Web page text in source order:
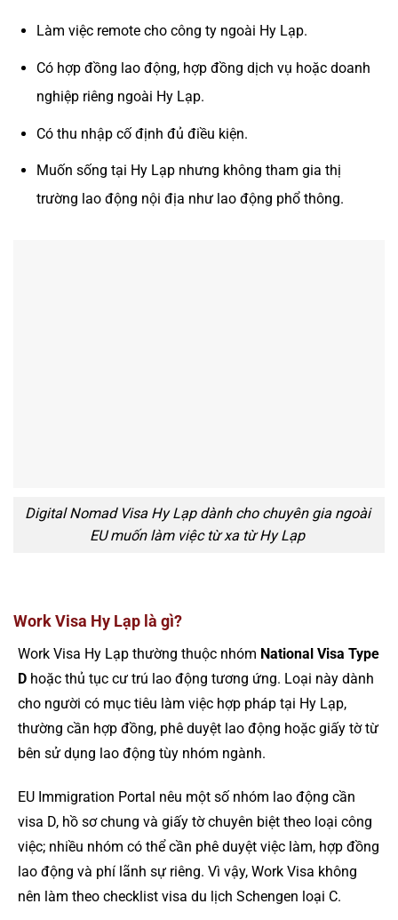
Làm việc remote cho công ty ngoài Hy Lạp.
Có hợp đồng lao động, hợp đồng dịch vụ hoặc doanh
nghiệp riêng ngoài Hy Lạp.
Có thu nhập cố định đủ điều kiện.
Muốn sống tại Hy Lạp nhưng không tham gia thị
trường lao động nội địa như lao động phổ thông.
Digital Nomad Visa Hy Lạp dành cho chuyên gia ngoài
EU muốn làm việc từ xa từ Hy Lạp
Work Visa Hy Lạp là gì?
Work Visa Hy Lạp thường thuộc nhóm National Visa Type
D hoặc thủ tục cư trú lao động tương ứng. Loại này dành
cho người có mục tiêu làm việc hợp pháp tại Hy Lạp,
thường cần hợp đồng, phê duyệt lao động hoặc giấy tờ từ
bên sử dụng lao động tùy nhóm ngành.
EU Immigration Portal nêu một số nhóm lao động cần
visa D, hồ sơ chung và giấy tờ chuyên biệt theo loại công
việc; nhiều nhóm có thể cần phê duyệt việc làm, hợp đồng
lao động và phí lãnh sự riêng. Vì vậy, Work Visa không
nên làm theo checklist visa du lịch Schengen loại C.